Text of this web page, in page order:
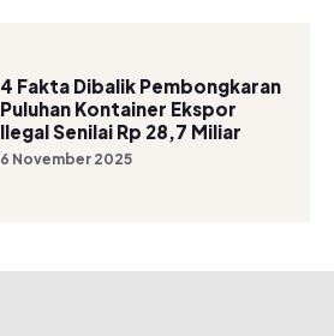
4 Fakta Dibalik Pembongkaran
Puluhan Kontainer Ekspor
Ilegal Senilai Rp 28,7 Miliar
6 November 2025